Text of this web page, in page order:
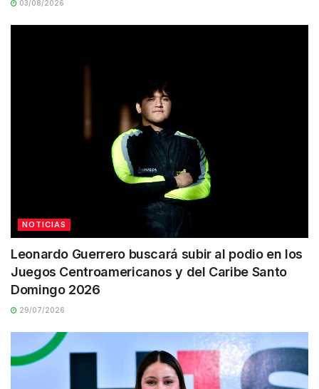
03/08/2026
NOTICIAS
Leonardo Guerrero buscará subir al podio en los
Juegos Centroamericanos y del Caribe Santo
Domingo 2026
29/07/2026